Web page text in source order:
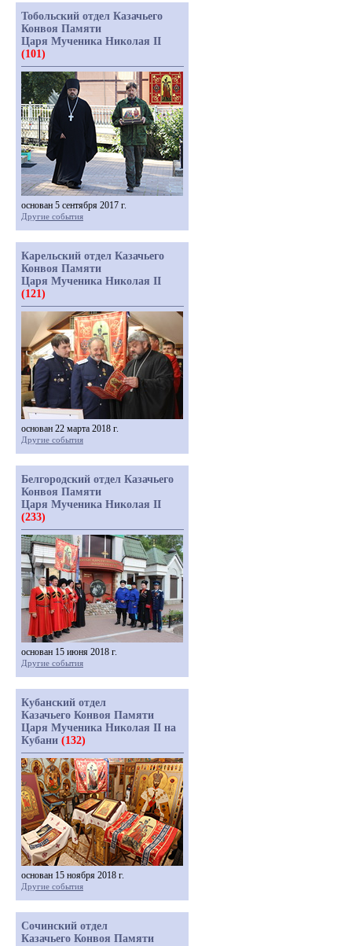
Тобольский отдел Казачьего
Конвоя Памяти
Царя Мученика Николая II
(101)
основан 5 сентября 2017 г.
Другие события
Карельский отдел Казачьего
Конвоя Памяти
Царя Мученика Николая II
(121)
основан 22 марта 2018 г.
Другие события
Белгородский отдел Казачьего
Конвоя Памяти
Царя Мученика Николая II
(233)
основан 15 июня 2018 г.
Другие события
Кубанский отдел
Казачьего Конвоя Памяти
Царя Мученика Николая II на
Кубани (132)
основан 15 ноября 2018 г.
Другие события
Сочинский отдел
Казачьего Конвоя Памяти